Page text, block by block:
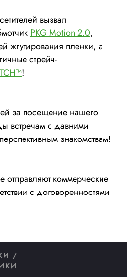
вызвал
PKG Motion 2.0,
жгутирования пленки, а
стрейч-
!
за посещение нашего
встречам с давними
знакомствам!
коммерческие
с договоренностями
/